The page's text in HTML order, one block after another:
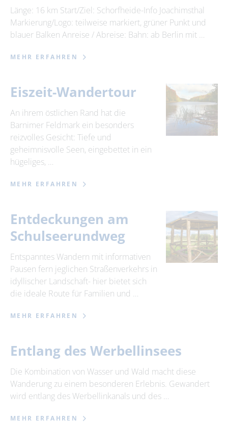
Länge: 16 km Start/Ziel: Schorfheide-Info Joachimsthal
Markierung/Logo: teilweise markiert, grüner Punkt und
blauer Balken Anreise / Abreise: Bahn: ab Berlin mit …
MEHR ERFAHREN
Eiszeit-Wandertour
An ihrem östlichen Rand hat die
Barnimer Feldmark ein besonders
reizvolles Gesicht: Tiefe und
geheimnisvolle Seen, eingebettet in ein
hügeliges, …
MEHR ERFAHREN
Entdeckungen am
Schulseerundweg
Entspanntes Wandern mit informativen
Pausen fern jeglichen Straßenverkehrs in
idyllischer Landschaft- hier bietet sich
die ideale Route für Familien und …
MEHR ERFAHREN
Entlang des Werbellinsees
Die Kombination von Wasser und Wald macht diese
Wanderung zu einem besonderen Erlebnis. Gewandert
wird entlang des Werbellinkanals und des …
MEHR ERFAHREN